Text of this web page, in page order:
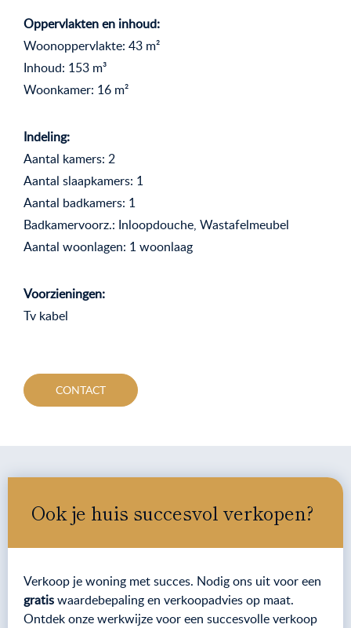
Oppervlakten en inhoud:
Woonoppervlakte: 43 m²
Inhoud: 153 m³
Woonkamer: 16 m²
Indeling:
Aantal kamers: 2
Aantal slaapkamers: 1
Aantal badkamers: 1
Badkamervoorz.: Inloopdouche, Wastafelmeubel
Aantal woonlagen: 1 woonlaag
Voorzieningen:
Tv kabel
CONTACT
Ook je huis succesvol verkopen?
Verkoop je woning met succes. Nodig ons uit voor een
gratiswaardebepaling en verkoopadvies op maat.
Ontdek onze werkwijze voor een succesvolle verkoop